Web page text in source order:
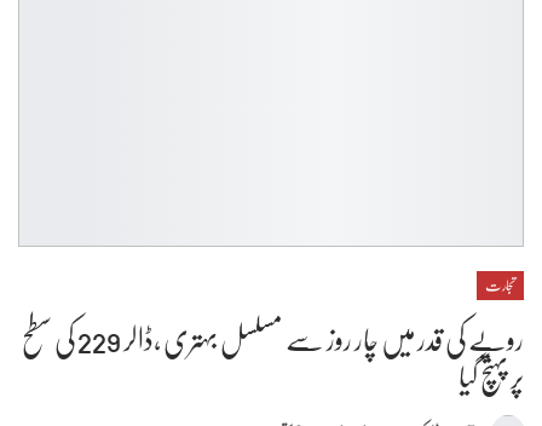
تجارت
روپے کی قدر میں چار روز سے مسلسل بہتری ،ڈالر 229 کی سطح
پر پہنچ گیا